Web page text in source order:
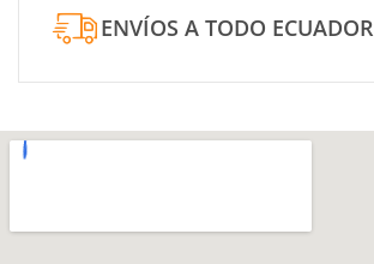
ENVÍOS A TODO ECUADOR